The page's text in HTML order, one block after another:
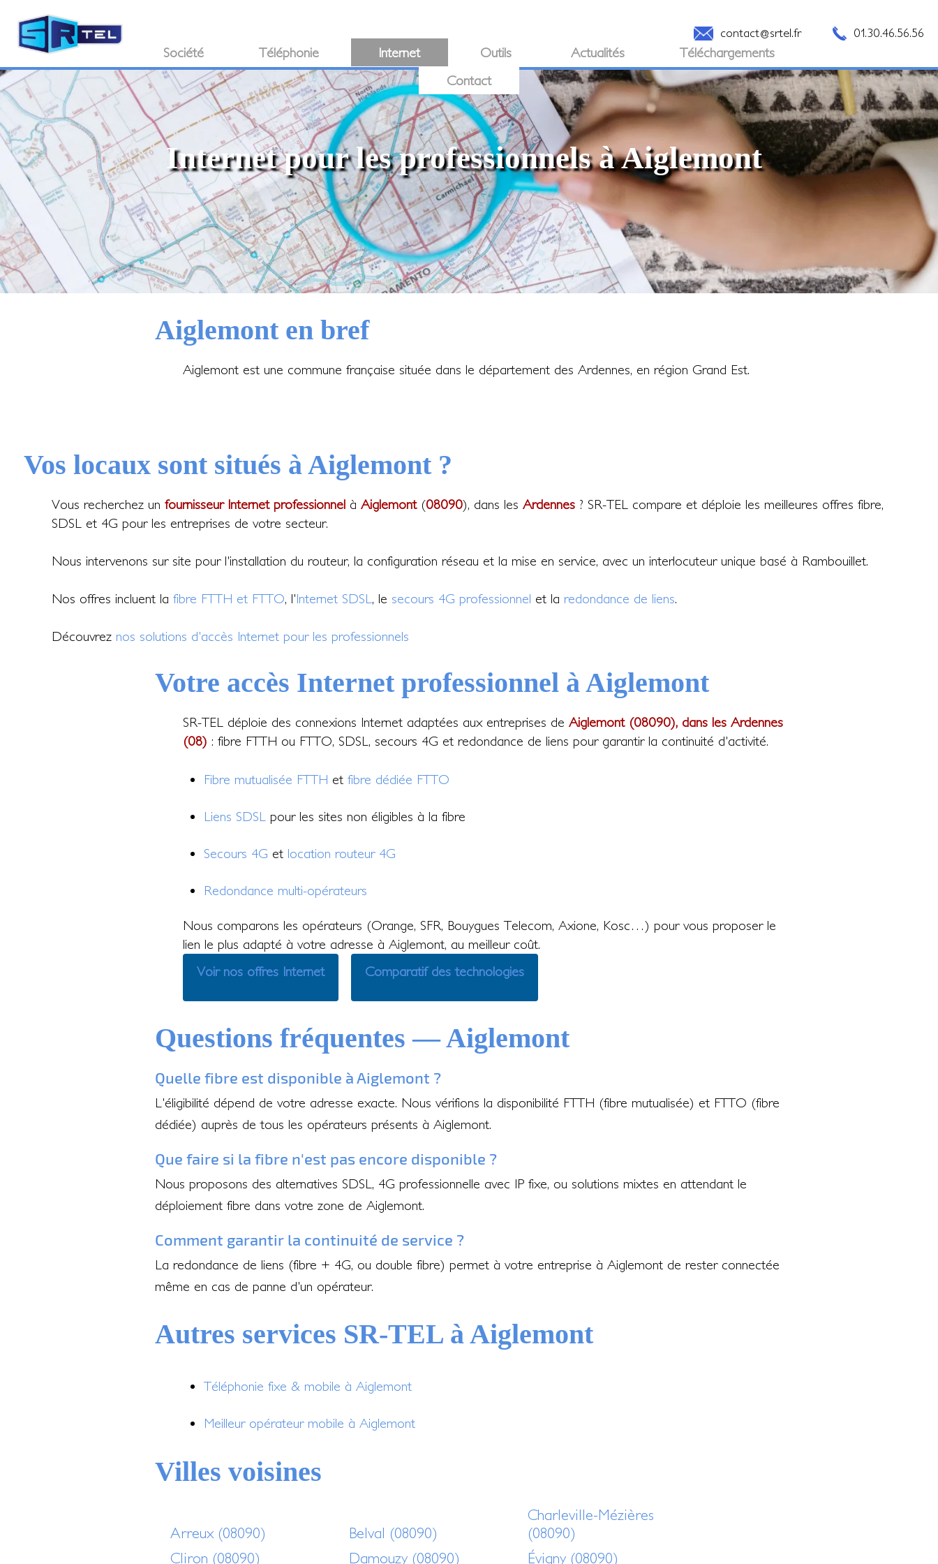
contact@srtel.fr 01.30.46.56.56
Société Téléphonie Internet Outils Actualités
Téléchargements
Contact
Internet pour les professionnels à Aiglemont
Aiglemont en bref
Aiglemont est une commune française située dans le département des Ardennes, en région Grand Est.
Vos locaux sont situés à Aiglemont ?
Vous recherchez un fournisseur Internet professionnelà Aiglemont(08090), dans les Ardennes? SR-TEL compare et déploie les meilleures offres fibre,
SDSL et 4G pour les entreprises de votre secteur.
Nous intervenons sur site pour l'installation du routeur, la configuration réseau et la mise en service, avec un interlocuteur unique basé à Rambouillet.
Nos offres incluent la fibre FTTH et FTTO, l'Internet SDSL , le secours 4G professionnel et la redondance de liens.
Découvrez nos solutions d'accès Internet pour les professionnels
Votre accès Internet professionnel à Aiglemont
SR-TEL déploie des connexions Internet adaptées aux entreprises de Aiglemont (08090), dans les Ardennes
(08) : fibre FTTH ou FTTO, SDSL, secours 4G et redondance de liens pour garantir la continuité d'activité.
Fibre mutualisée FTTH et fibre dédiée FTTO
Liens SDSL pour les sites non éligibles à la fibre
Secours 4G et location routeur 4G
Redondance multi-opérateurs
Nous comparons les opérateurs (Orange, SFR, Bouygues Telecom, Axione, Kosc…) pour vous proposer le
lien le plus adapté à votre adresse à Aiglemont, au meilleur coût.
Voir nos offres Internet
Comparatif des technologies
Questions fréquentes — Aiglemont
Quelle fibre est disponible à Aiglemont ?
L'éligibilité dépend de votre adresse exacte. Nous vérifions la disponibilité FTTH (fibre mutualisée) et FTTO (fibre
dédiée) auprès de tous les opérateurs présents à Aiglemont.
Que faire si la fibre n'est pas encore disponible ?
Nous proposons des alternatives SDSL, 4G professionnelle avec IP fixe, ou solutions mixtes en attendant le
déploiement fibre dans votre zone de Aiglemont.
Comment garantir la continuité de service ?
La redondance de liens (fibre + 4G, ou double fibre) permet à votre entreprise à Aiglemont de rester connectée
même en cas de panne d'un opérateur.
Autres services SR-TEL à Aiglemont
Téléphonie fixe & mobile à Aiglemont
Meilleur opérateur mobile à Aiglemont
Villes voisines
Arreux (08090) Belval (08090)
Charleville-Mézières
(08090)
Cliron (08090)
Damouzy (08090) Évigny (08090)